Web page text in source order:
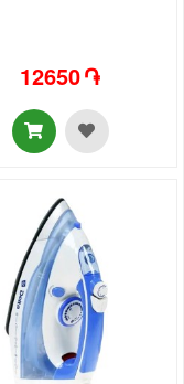
12650 ֏